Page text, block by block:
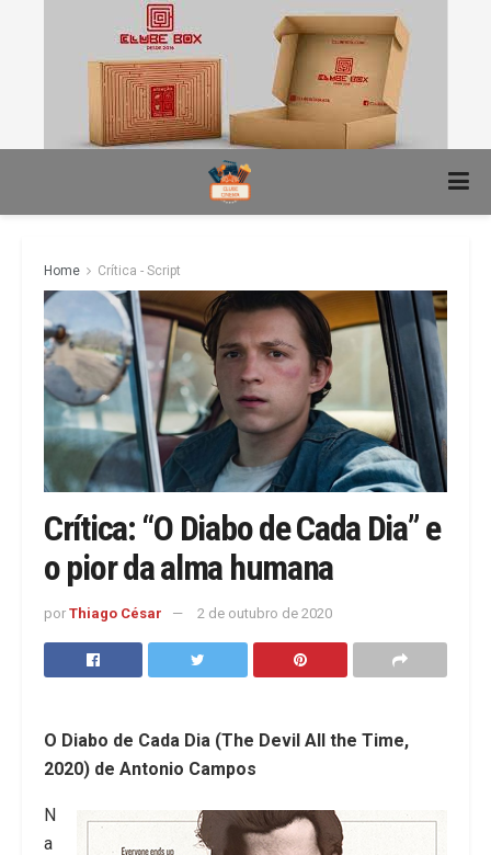
Home Crítica - Script
Crítica: “O Diabo de Cada Dia” e
o pior da alma humana
por Thiago César 2 de outubro de 2020
O Diabo de Cada Dia (The Devil All the Time,
2020) de Antonio Campos
N
a